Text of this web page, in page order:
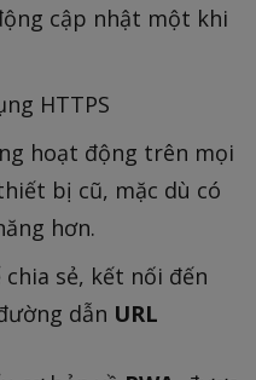
cập nhật một khi
HTTPS
hoạt động trên mọi
bị cũ, mặc dù có
hơn.
chia sẻ, kết nối đến
dẫn URL